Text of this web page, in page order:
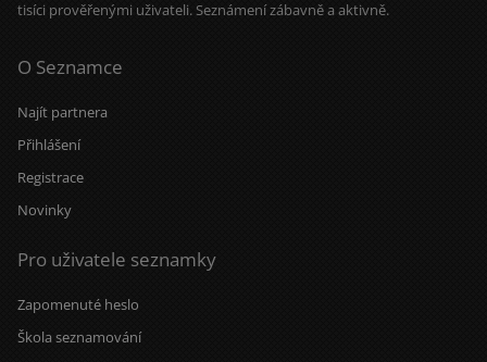
tisíci prověřenými uživateli. Seznámení zábavně a aktivně.
O Seznamce
Najít partnera
Přihlášení
Registrace
Novinky
Pro uživatele seznamky
Zapomenuté heslo
Škola seznamování